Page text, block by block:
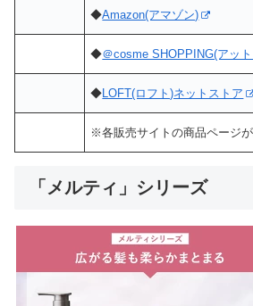
◆Amazon(アマゾン)
◆＠cosme SHOPPING(アッ
◆LOFT(ロフト)ネットストア
※各販売サイトの商品ページが
「メルティ」シリーズ